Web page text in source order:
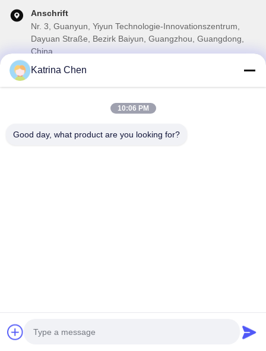
Anschrift
Nr. 3, Guanyun, Yiyun Technologie-Innovationszentrum,
Dayuan Straße, Bezirk Baiyun, Guangzhou, Guangdong,
China
Telefon
0086-15360484360
Katrina Chen
10:06 PM
Good day, what product are you looking for?